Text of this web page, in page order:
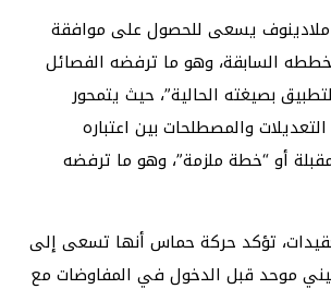
يسعى للحصول على موافقة
السابقة، وهو ما ترفضه الفصائل
بصيغته الحالية”، حيث يتمحور
والمصطلحات بين اعتباره
أو “خطة ملزمة”، وهو ما ترفضه
تؤكد حركة حماس أنها تسعى إلى
موحد قبل الدخول في المفاوضات مع